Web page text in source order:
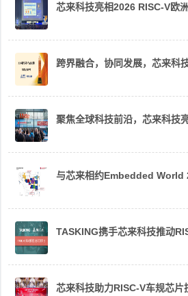
芯来科技亮相2026 RISC-V欧
跨界融合，协同发展，芯来科
聚焦全球科技前沿，芯来科技
与芯来相约Embedded World
TASKING携手芯来科技推动
芯来科技助力RISC-V车规芯